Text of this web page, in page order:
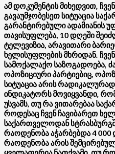
ამ დოკუმენტის მიხედვით,
გავაუმჯობესეთ სიტუაცია
გარანტირებული ადამიანის
თავისუფლება, 10 დღეში
ტელევიზია, არავითარი
ხელისუფლების მხრიდან.
სამოქალაქო საზოგადოება,
ოპოზიციური პარტიებიც,
სიტუაცია არის
ინდიკატორს მოვიყვანდი,
უსვამს, თუ რა ვითარებაა
როდესაც ჩვენ ჩავიბარეთ
საქართველოდან
რაოდენობა აჭარბებდა 4 000
რაოდენობა არის